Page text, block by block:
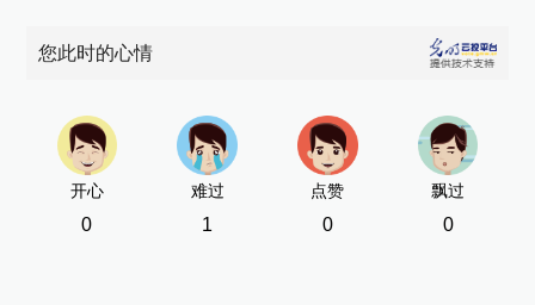
您此时的心情
开心
0
难过
1
点赞
0
飘过
0